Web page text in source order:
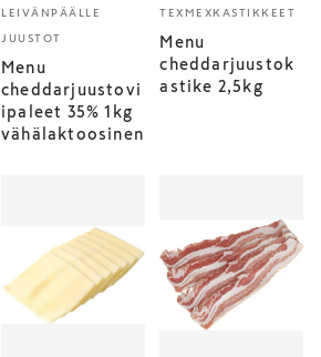
LEIVÄNPÄÄLLE
JUUSTOT
Menu
cheddarjuustovi
ipaleet 35% 1kg
vähälaktoosinen
TEXMEXKASTIKKEET
Menu
cheddarjuustok
astike 2,5kg